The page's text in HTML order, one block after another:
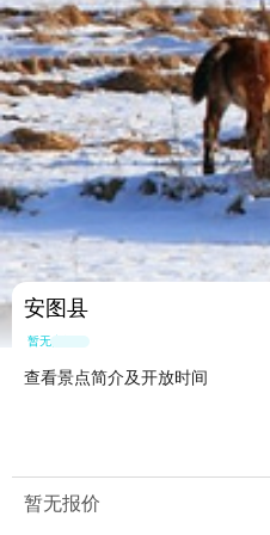
安图县
暂无点评
查看景点简介及开放时间
暂无报价